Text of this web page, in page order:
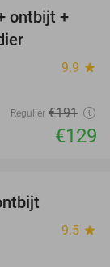
32%
ontbijt +
9.9 star
Regulier €191
€129
9.5 star